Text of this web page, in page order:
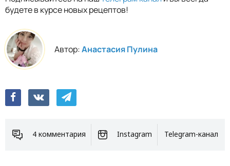
будете в курсе новых рецептов!
Автор:Анастасия Пулина
4 комментария Instagram Telegram-канал